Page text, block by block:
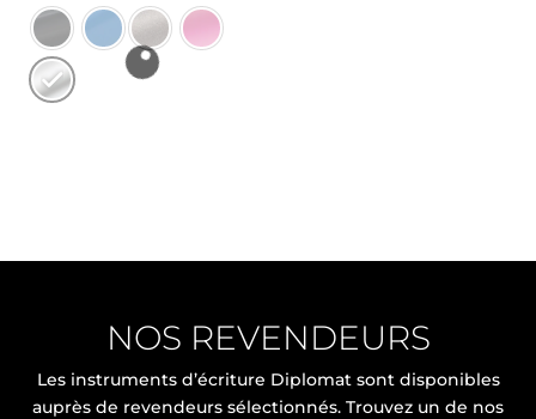
NOS REVENDEURS
Les instruments d’écriture Diplomat sont disponibles
auprès de revendeurs sélectionnés. Trouvez un de nos